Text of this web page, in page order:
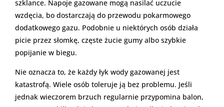
szklance. Napoje gazowane mogą nasilać uczucie
wzdęcia, bo dostarczają do przewodu pokarmowego
dodatkowego gazu. Podobnie u niektórych osób działa
picie przez słomkę, częste żucie gumy albo szybkie
popijanie w biegu.
Nie oznacza to, że każdy łyk wody gazowanej jest
katastrofą. Wiele osób toleruje ją bez problemu. Jeśli
jednak wieczorem brzuch regularnie przypomina balon,